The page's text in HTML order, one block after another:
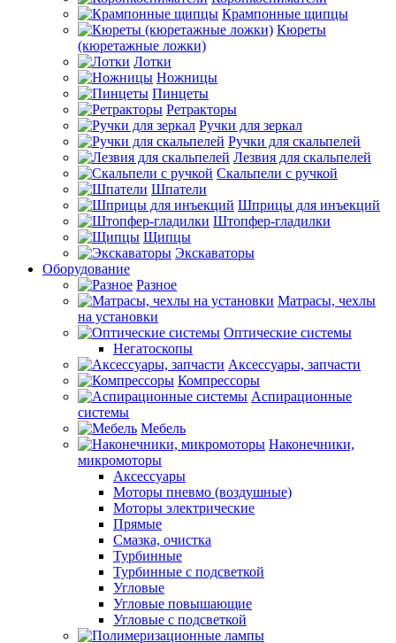
Крампонные щипцы
Кюреты
(кюретажные ложки)
Лотки
Ножницы
Пинцеты
Ретракторы
Ручки для зеркал
Ручки для скальпелей
Лезвия для скальпелей
Скальпели с ручкой
Шпатели
Шприцы для инъекций
Штопфер-гладилки
Щипцы
Экскаваторы
Оборудование
Разное
Матрасы, чехлы
на установки
Оптические системы
Негатоскопы
Аксессуары, запчасти
Компрессоры
Аспирационные
системы
Мебель
Наконечники,
микромоторы
Аксессуары
Моторы пневмо (воздушные)
Моторы электрические
Прямые
Смазка, очистка
Турбинные
Турбинные с подсветкой
Угловые
Угловые повышающие
Угловые с подсветкой